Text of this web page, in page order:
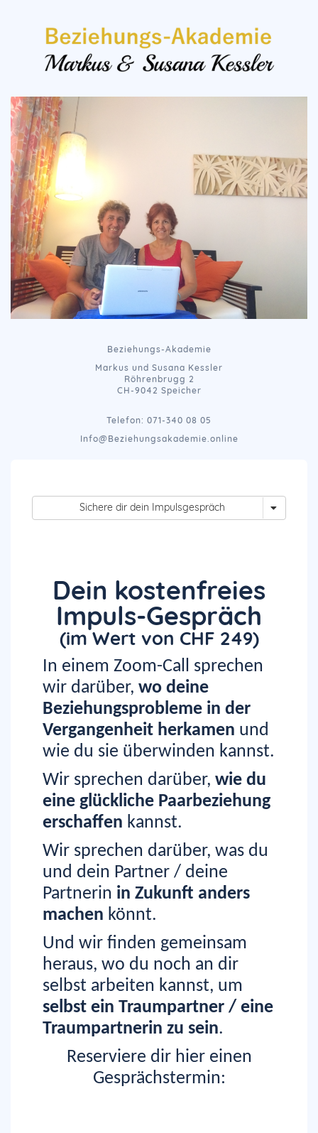
Beziehungs-Akademie
Markus und Susana Kessler
Röhrenbrugg 2
CH-9042 Speicher
Telefon: 071-340 08 05
Info@Beziehungsakademie.online
Sichere dir dein Impulsgespräch
Dein kostenfreies
Impuls-Gespräch
(im Wert von CHF 249)
In einem Zoom-Call sprechen
wir darüber, wo deine
Beziehungsprobleme in der
Vergangenheit herkamen und
wie du sie überwinden kannst.
Wir sprechen darüber, wie du
eine glückliche Paarbeziehung
erschaffen kannst.
Wir sprechen darüber, was du
und dein Partner / deine
Partnerin in Zukunft anders
machen könnt.
Und wir finden gemeinsam
heraus, wo du noch an dir
selbst arbeiten kannst, um
selbst ein Traumpartner / eine
Traumpartnerin zu sein.
Reserviere dir hier einen
Gesprächstermin: